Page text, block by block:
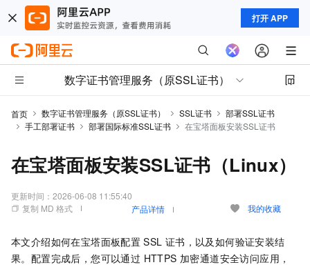
打开 APP
数字证书管理服务（原SSL证书）
首页 数字证书管理服务（原SSL证书） SSL证书
部署SSL证书
手工部署证书
部署国际标准SSL证书 在宝塔面板安装SSL证书
在宝塔面板安装SSL证书（Linux）
更新时间： 2026-06-08 11:55:40
复制 MD 格式
产品详情 我的收藏
本文介绍如何在宝塔面板配置 SSL 证书，以及如何验证安装结
果。配置完成后，您可以通过 HTTPS 加密通道安全访问应用，